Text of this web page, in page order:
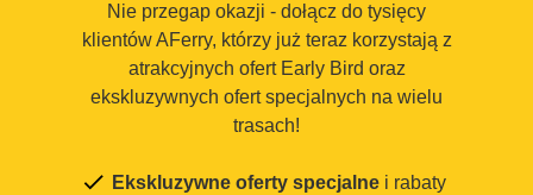
Nie przegap okazji - dołącz do tysięcy
klientów AFerry, którzy już teraz korzystają z
atrakcyjnych ofert Early Bird oraz
ekskluzywnych ofert specjalnych na wielu
trasach!
Ekskluzywne oferty specjalne i rabaty